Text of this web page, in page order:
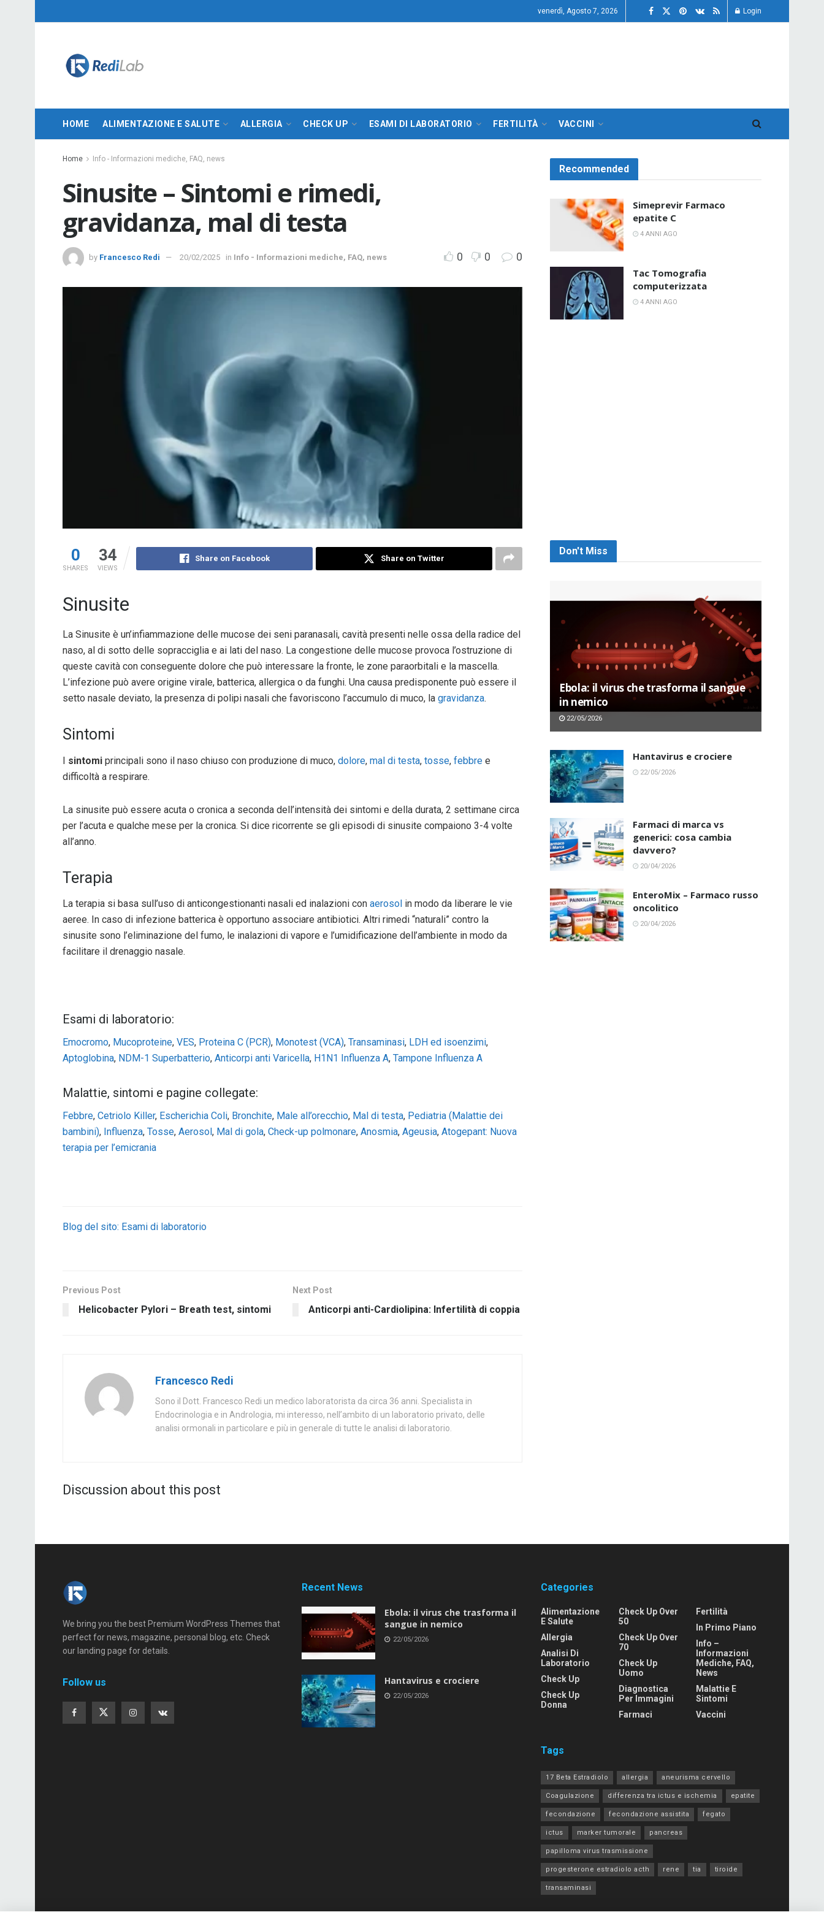
venerdì, Agosto 7, 2026 Login
HOME ALIMENTAZIONE E SALUTE ALLERGIA CHECK UP ESAMI DI LABORATORIO FERTILITÀ VACCINI
Home Info - Informazioni mediche, FAQ, news
Sinusite – Sintomi e rimedi,
gravidanza, mal di testa
by Francesco Redi 20/02/2025 in Info - Informazioni mediche, FAQ, news 0 0 0
0
SHARES
34
VIEWS
Share on Facebook Share on Twitter
Sinusite
La Sinusite è un’infiammazione delle mucose dei seni paranasali, cavità presenti nelle ossa della radice del
naso, al di sotto delle sopracciglia e ai lati del naso. La congestione delle mucose provoca l’ostruzione di
queste cavità con conseguente dolore che può interessare la fronte, le zone paraorbitali e la mascella.
L’infezione può avere origine virale, batterica, allergica o da funghi. Una causa predisponente può essere il
setto nasale deviato, la presenza di polipi nasali che favoriscono l’accumulo di muco, la gravidanza.
Sintomi
I sintomi principali sono il naso chiuso con produzione di muco, dolore, mal di testa, tosse, febbre e
difficoltà a respirare.
La sinusite può essere acuta o cronica a seconda dell’intensità dei sintomi e della durata, 2 settimane circa
per l’acuta e qualche mese per la cronica. Si dice ricorrente se gli episodi di sinusite compaiono 3-4 volte
all’anno.
Terapia
La terapia si basa sull’uso di anticongestionanti nasali ed inalazioni con aerosol in modo da liberare le vie
aeree. In caso di infezione batterica è opportuno associare antibiotici. Altri rimedi “naturali” contro la
sinusite sono l’eliminazione del fumo, le inalazioni di vapore e l’umidificazione dell’ambiente in modo da
facilitare il drenaggio nasale.
Esami di laboratorio:
Emocromo, Mucoproteine, VES, Proteina C (PCR), Monotest (VCA), Transaminasi, LDH ed isoenzimi,
Aptoglobina, NDM-1 Superbatterio, Anticorpi anti Varicella, H1N1 Influenza A, Tampone Influenza A
Malattie, sintomi e pagine collegate:
Febbre, Cetriolo Killer, Escherichia Coli, Bronchite, Male all’orecchio, Mal di testa, Pediatria (Malattie dei
bambini), Influenza, Tosse, Aerosol , Mal di gola, Check-up polmonare, Anosmia, Ageusia, Atogepant: Nuova
terapia per l’emicrania
Blog del sito: Esami di laboratorio
Previous Post
Helicobacter Pylori – Breath test, sintomi
Next Post
Anticorpi anti-Cardiolipina: Infertilità di coppia
Francesco Redi
Sono il Dott. Francesco Redi un medico laboratorista da circa 36 anni. Specialista in
Endocrinologia e in Andrologia, mi interesso, nell’ambito di un laboratorio privato, delle
analisi ormonali in particolare e più in generale di tutte le analisi di laboratorio.
Discussion about this post
Recommended
Simeprevir Farmaco
epatite C
4 ANNI AGO
Tac Tomografia
computerizzata
4 ANNI AGO
Don't Miss
Ebola: il virus che trasforma il sangue
in nemico
22/05/2026
Hantavirus e crociere
22/05/2026
Farmaci di marca vs
generici: cosa cambia
davvero?
20/04/2026
EnteroMix – Farmaco russo
oncolitico
20/04/2026
We bring you the best Premium WordPress Themes that
perfect for news, magazine, personal blog, etc. Check
our landing page for details.
Follow us
Recent News
Ebola: il virus che trasforma il
sangue in nemico
22/05/2026
Hantavirus e crociere
22/05/2026
Categories
Alimentazione
E Salute
Allergia
Analisi Di
Laboratorio
Check Up
Check Up
Donna
Check Up Over
50
Check Up Over
70
Check Up
Uomo
Diagnostica
Per Immagini
Farmaci
Fertilità
In Primo Piano
Info –
Informazioni
Mediche, FAQ,
News
Malattie E
Sintomi
Vaccini
Tags
17 Beta Estradiolo allergia aneurisma cervello
Coagulazione differenza tra ictus e ischemia epatite
fecondazione fecondazione assistita fegato
ictus marker tumorale pancreas
papilloma virus trasmissione
progesterone estradiolo acth rene tia tiroide
transaminasi